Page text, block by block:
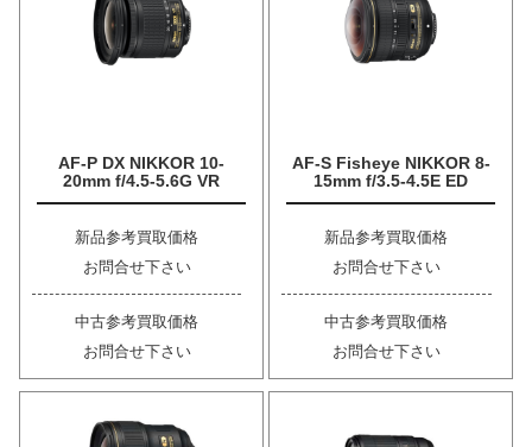
AF-P DX NIKKOR 10-
20mm f/4.5-5.6G VR
新品参考買取価格
お問合せ下さい
中古参考買取価格
お問合せ下さい
AF-S Fisheye NIKKOR 8-
15mm f/3.5-4.5E ED
新品参考買取価格
お問合せ下さい
中古参考買取価格
お問合せ下さい